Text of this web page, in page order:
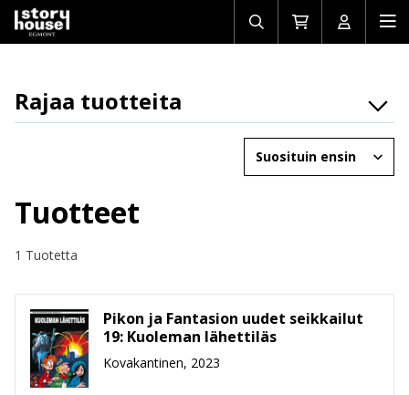
Avaa/sulje
haku
Siirry
ostoskoriin
Avaa/
Rajaa tuotteita
Osasto
Tuotemuoto
Hinta
Järjestä
Tuotteet
1 Tuotetta
Pikon ja Fantasion uudet seikkailut
19: Kuoleman lähettiläs
Kovakantinen, 2023